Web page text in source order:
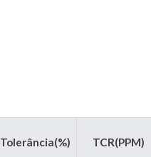
Tolerância(%) TCR(PPM)